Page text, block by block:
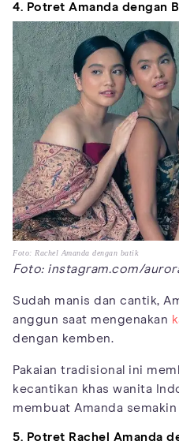
4. Potret Amanda dengan
Foto: Rachel Amanda dengan batik
Foto: instagram.com/
Sudah manis dan cantik,
anggun saat mengenakan
dengan kemben.
Pakaian tradisional ini
kecantikan khas wanita
membuat Amanda
5. Potret Rachel Amanda